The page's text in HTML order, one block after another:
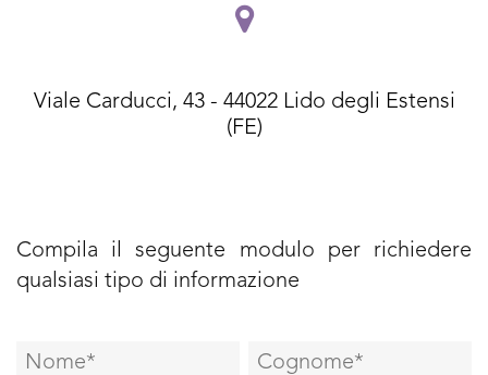
Viale Carducci, 43 - 44022 Lido degli Estensi
(FE)
Compila il seguente modulo per richiedere
qualsiasi tipo di informazione